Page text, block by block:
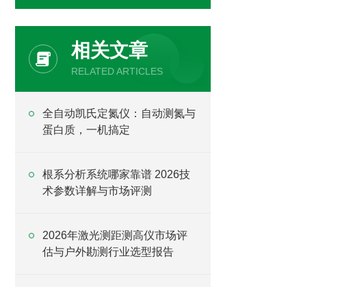
相关文章
RELATED ARTICLES
全自动凯氏定氮仪：自动测氮与
蛋白质，一机搞定
根系分析系统哪家靠谱 2026技
术参数详解与市场评测
2026年激光测距测高仪市场评
估与户外勘测行业选型报告